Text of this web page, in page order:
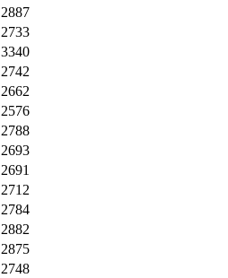
2887
2733
3340
2742
2662
2576
2788
2693
2691
2712
2784
2882
2875
2748